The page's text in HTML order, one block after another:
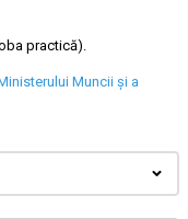
practică).
Muncii şi a